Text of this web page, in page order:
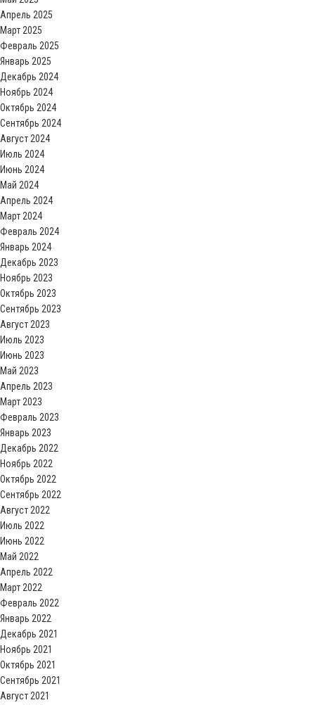
Апрель 2025
Март 2025
Февраль 2025
Январь 2025
Декабрь 2024
Ноябрь 2024
Октябрь 2024
Сентябрь 2024
Август 2024
Июль 2024
Июнь 2024
Май 2024
Апрель 2024
Март 2024
Февраль 2024
Январь 2024
Декабрь 2023
Ноябрь 2023
Октябрь 2023
Сентябрь 2023
Август 2023
Июль 2023
Июнь 2023
Май 2023
Апрель 2023
Март 2023
Февраль 2023
Январь 2023
Декабрь 2022
Ноябрь 2022
Октябрь 2022
Сентябрь 2022
Август 2022
Июль 2022
Июнь 2022
Май 2022
Апрель 2022
Март 2022
Февраль 2022
Январь 2022
Декабрь 2021
Ноябрь 2021
Октябрь 2021
Сентябрь 2021
Август 2021